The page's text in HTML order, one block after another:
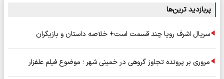
پربازدید ترین‌ها
سریال اشرف رویا چند قسمت است+ خلاصه داستان و بازیگران
مروری بر پرونده تجاوز گروهی در خمینی شهر ؛ موضوع فیلم علفزار